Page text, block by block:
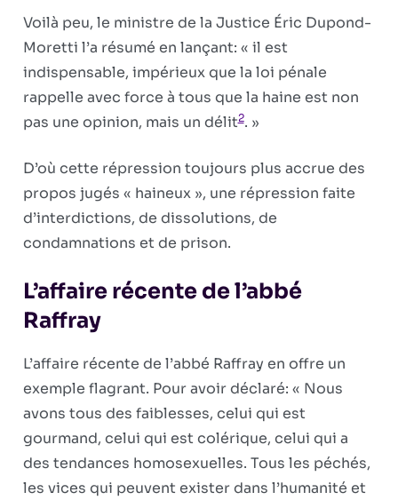
Voilà peu, le ministre de la Justice Éric Dupond-
Moretti l’a résumé en lançant: « il est
indispensable, impérieux que la loi pénale
rappelle avec force à tous que la haine est non
pas une opinion, mais un délit2. »
D’où cette répression toujours plus accrue des
propos jugés « haineux », une répression faite
d’interdictions, de dissolutions, de
condamnations et de prison.
L’affaire récente de l’abbé
Raffray
L’affaire récente de l’abbé Raffray en offre un
exemple flagrant. Pour avoir déclaré: « Nous
avons tous des faiblesses, celui qui est
gourmand, celui qui est colérique, celui qui a
des tendances homosexuelles. Tous les péchés,
les vices qui peuvent exister dans l’humanité et